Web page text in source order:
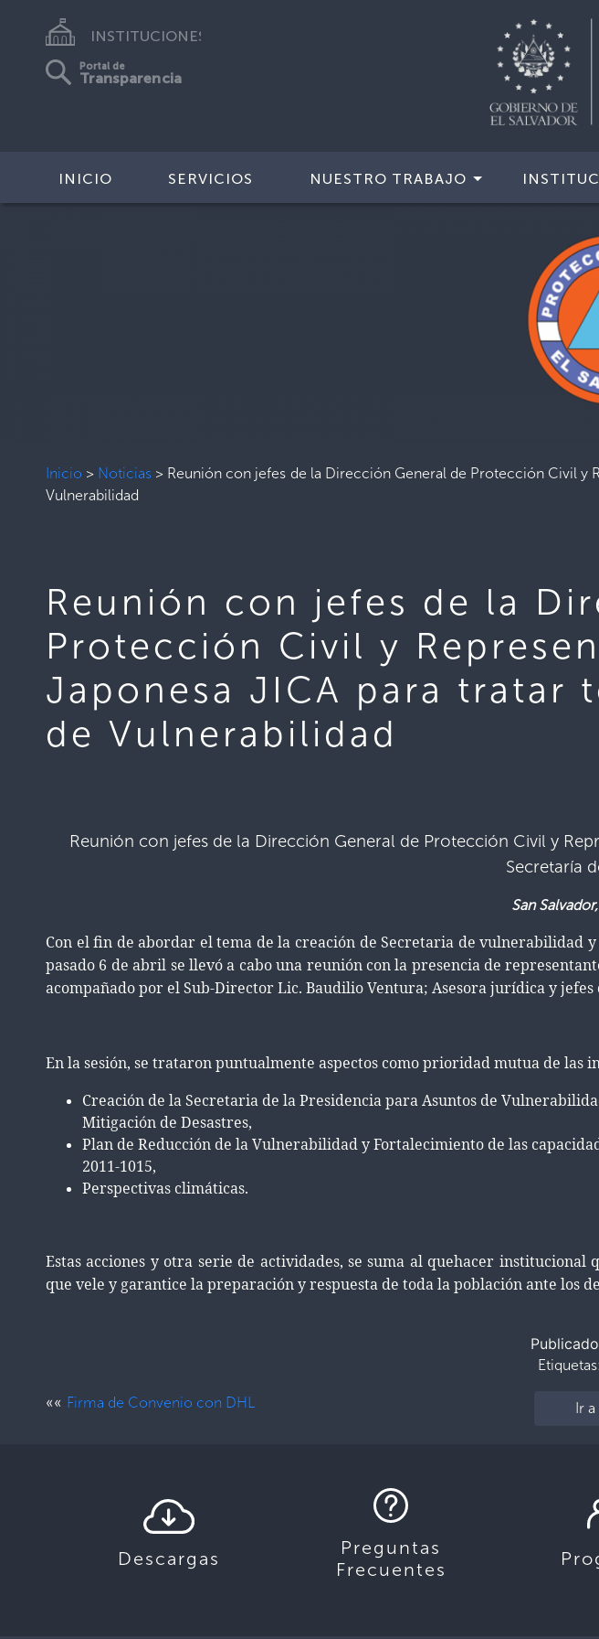
INSTITUCIONES
Portal de
Transparencia
INICIO SERVICIOS NUESTRO TRABAJO
Inicio > Noticias > Reunión con jefes de la Dirección General de Protección Civil y
Vulnerabilidad
Reunión con jefes de la
Protección Civil y
Japonesa JICA para tratar
de Vulnerabilidad
Reunión con jefes de la Dirección General de Protección Civil y
Secretaría
San
Con el fin de abordar el tema de la creación de Secretaria de vulnerabilidad
pasado 6 de abril se llevó a cabo una reunión con la presencia de
acompañado por el Sub-Director Lic. Baudilio Ventura; Asesora jurídica y
En la sesión, se trataron puntualmente aspectos como prioridad mutua de las
Creación de la Secretaria de la Presidencia para Asuntos de
Mitigación de Desastres,
Plan de Reducción de la Vulnerabilidad y Fortalecimiento de las
2011-1015,
Perspectivas climáticas.
Estas acciones y otra serie de actividades, se suma al quehacer
que vele y garantice la preparación y respuesta de toda la población ante los
Etiquetas:
«« Firma de Convenio con DHL Ir
Descargas
Preguntas
Frecuentes